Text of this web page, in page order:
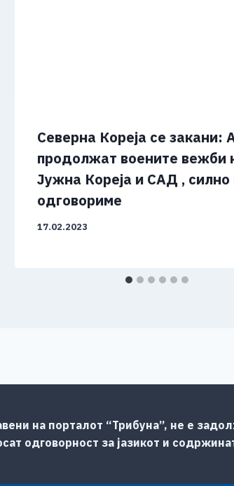
Северна Кореја се закани:
продолжат воените вежби
Јужна Кореја и САД , силно
одговориме
17.02.2023
на порталот “Трибуна”, не е
одговорност за јазикот и